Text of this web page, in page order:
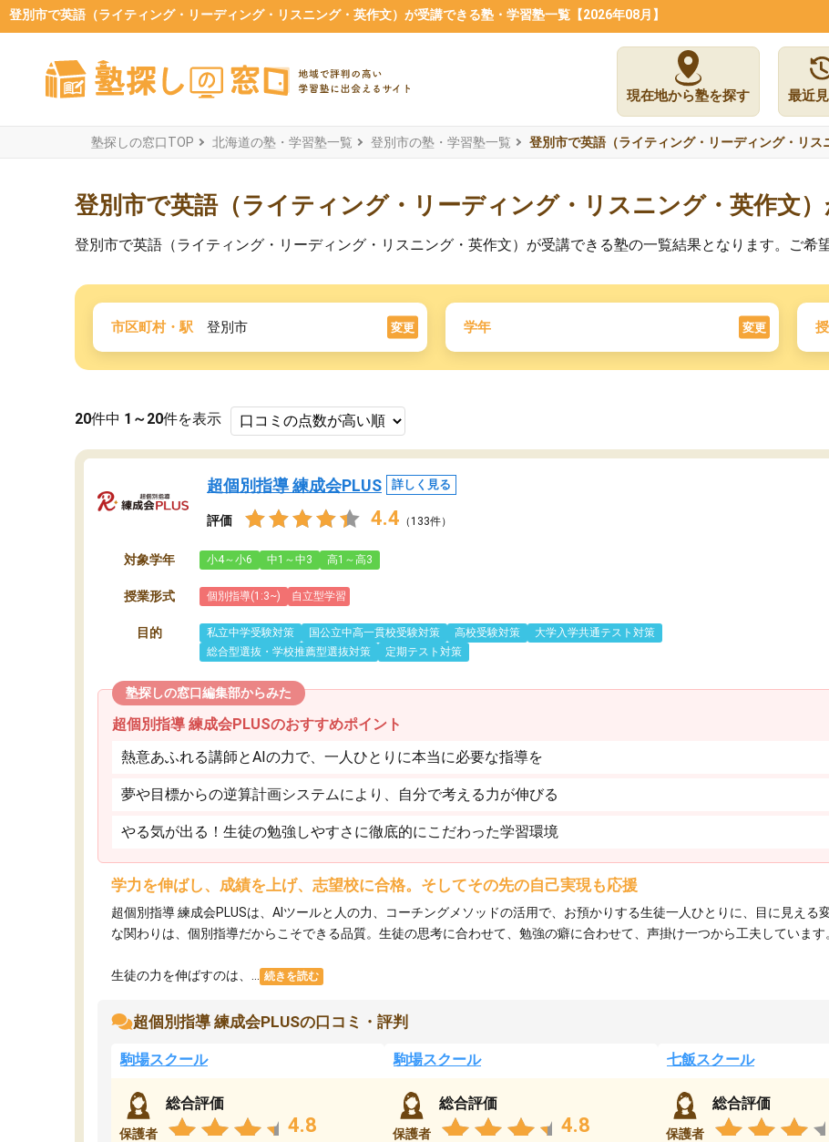
登別市で英語（ライティング・リーディング・リスニング・英作文）が受講できる塾・学習塾一覧【2026年08月】
現在地から塾を探す 最近
塾探しの窓口TOP 北海道の塾・学習塾一覧 登別市の塾・学習塾一覧 登別市で英語（ライティング・リーディング・リ
登別市で英語（ライティング・リーディング・リスニング・英作文
登別市で英語（ライティング・リーディング・リスニング・英作文）が受講できる塾の一覧結果となります。ご希
市区町村・駅 登別市 変更 学年 変更
20件中 1～20件を表示
超個別指導 練成会PLUS 詳しく見る
評価 4.4 （133件）
対象学年 小4～小6 中1～中3 高1～高3
授業形式 個別指導(1:3~) 自立型学習
目的 私立中学受験対策 国公立中高一貫校受験対策 高校受験対策
大学入学共通テスト対策
総合型選抜・学校推薦型選抜対策
定期テスト対策
塾探しの窓口編集部からみた
超個別指導 練成会PLUSのおすすめポイント
熱意あふれる講師とAIの力で、一人ひとりに本当に必要な指導を
夢や目標からの逆算計画システムにより、自分で考える力が伸びる
やる気が出る！生徒の勉強しやすさに徹底的にこだわった学習環境
学力を伸ばし、成績を上げ、志望校に合格。そしてその先の自己実現も応援
超個別指導 練成会PLUSは、AIツールと人の力、コーチングメソッドの活用で、お預かりする生徒一人ひとりに、目に見え
な関わりは、個別指導だからこそできる品質。生徒の思考に合わせて、勉強の癖に合わせて、声掛け一つから工夫しています
生徒の力を伸ばすのは、... 続きを読む
超個別指導 練成会PLUSの口コミ・評判
駒場スクール
保護者
総合評価
4.8
駒場スクール
保護者
総合評価
4.8
七飯スクール
保護者
総合評価